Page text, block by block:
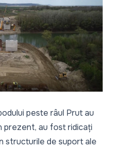
peste râul Prut au
prezent, au fost ridicați
structurile de suport ale